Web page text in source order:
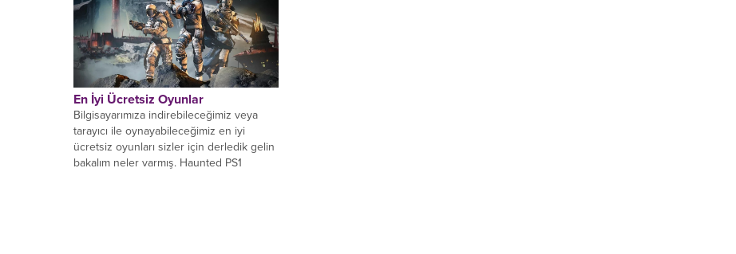
En İyi Ücretsiz Oyunlar
Bilgisayarımıza indirebileceğimiz veya
tarayıcı ile oynayabileceğimiz en iyi
ücretsiz oyunları sizler için derledik gelin
bakalım neler varmış. Haunted PS1